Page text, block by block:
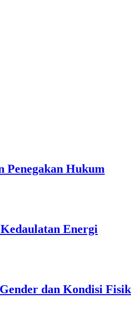
Penegakan Hukum
Energi
dan Kondisi